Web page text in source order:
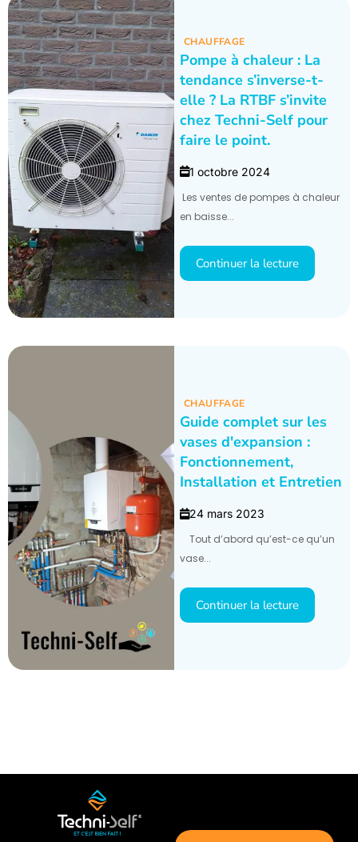
CHAUFFAGE
Pompe à chaleur : La
tendance s’inverse-t-
elle ? La RTBF s’invite
chez Techni-Self pour
faire le point.
1 octobre 2024
Les ventes de pompes à chaleur
en baisse...
Continuer la lecture
CHAUFFAGE
Guide complet sur les
vases d'expansion :
Fonctionnement,
Installation et Entretien
24 mars 2023
Tout d’abord qu’est-ce qu’un
vase...
Continuer la lecture